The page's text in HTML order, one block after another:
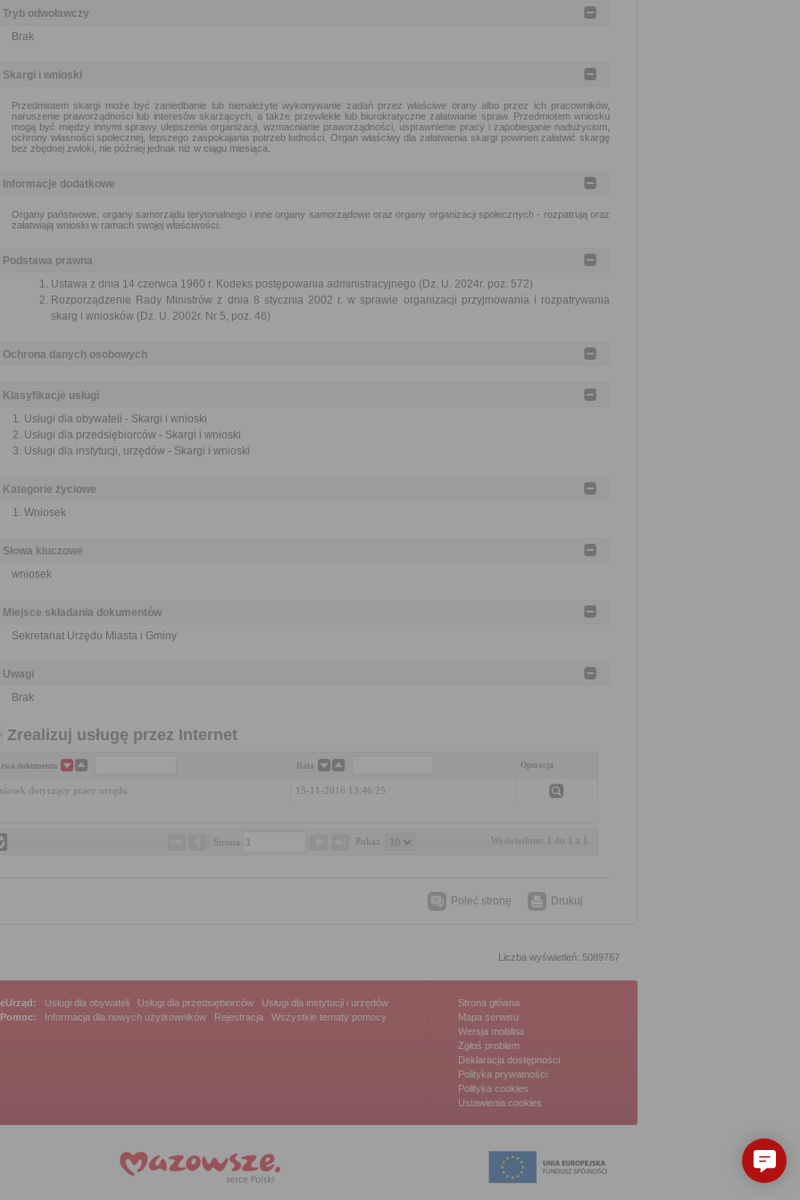
Tryb odwoławczy
Brak
Skargi i wnioski
Przedmiotem skargi może być zaniedbanie lub nienależyte wykonywanie zadań przez właściwe orany albo przez ich pracowników,
naruszenie praworządności lub interesów skarżących, a także przewlekłe lub biurokratyczne załatwianie spraw. Przedmiotem wniosku
mogą być między innymi sprawy ulepszenia organizacji, wzmacnianie praworządności, usprawnienie pracy i zapobieganie nadużyciom,
ochrony własności społecznej, lepszego zaspokajania potrzeb ludności. Organ właściwy dla załatwienia skargi powinien załatwić skargę
bez zbędnej zwłoki, nie później jednak niż w ciągu miesiąca.
Informacje dodatkowe
Organy państwowe, organy samorządu terytorialnego i inne organy samorządowe oraz organy organizacji społecznych - rozpatrują oraz
załatwiają wnioski w ramach swojej właściwości.
Podstawa prawna
Ustawa z dnia 14 czerwca 1960 r. Kodeks postępowania administracyjnego (Dz. U. 2024r. poz. 572)
Rozporządzenie Rady Ministrów z dnia 8 stycznia 2002 r. w sprawie organizacji przyjmowania i rozpatrywania
skarg i wniosków (Dz. U. 2002r. Nr 5, poz. 46)
Ochrona danych osobowych
Klasyfikacje usługi
Usługi dla obywateli - Skargi i wnioski
Usługi dla przedsiębiorców - Skargi i wnioski
Usługi dla instytucji, urzędów - Skargi i wnioski
Kategorie życiowe
Wniosek
Słowa kluczowe
wniosek
Miejsce składania dokumentów
Sekretariat Urzędu Miasta i Gminy
Uwagi
Brak
Zrealizuj usługę przez Internet
dokumentu Data Operacja
dotyczący pracy urzędu 15-11-2016 13:46:25
Strona Pokaż Wyświetlono 1 do 1 z 1
Poleć stronę Drukuj
Liczba wyświetleń: 5089767
eUrząd: Usługi dla obywateli Usługi dla przedsiębiorców
Usługi dla instytucji i urzędów
Pomoc:
Informacja dla nowych użytkowników Rejestracja |Wszystkie tematy pomocy
Strona główna
Mapa serwisu
Wersja mobilna
Zgłoś problem
Deklaracja dostępności
Polityka prywatności
Polityka cookies
Ustawienia cookies